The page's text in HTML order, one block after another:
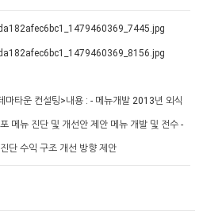
마타운 컨설팅>내용 : - 메뉴개발 2013년 외식
메뉴 진단 및 개선안 제안 메뉴 개발 및 전수 -
단 수익 구조 개선 방향 제안